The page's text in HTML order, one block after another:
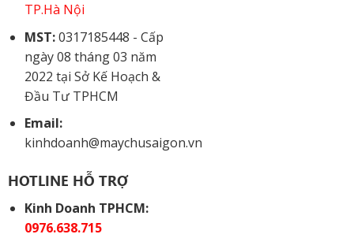
TP.Hà Nội
MST:0317185448 - Cấp
ngày 08 tháng 03 năm
2022 tại Sở Kế Hoạch &
Đầu Tư TPHCM
Email:
kinhdoanh@maychusaigon.vn
HOTLINE HỖ TRỢ
Kinh Doanh TPHCM:
0976.638.715